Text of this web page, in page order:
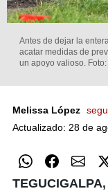
Antes de dejar la
acatar medidas de
un apoyo valioso.
Melissa López
Actualizado: 28 de